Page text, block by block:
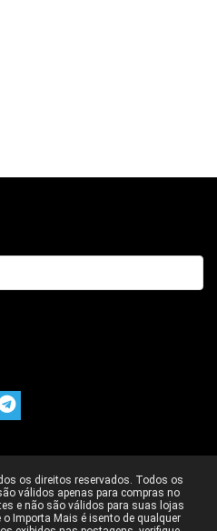
os direitos reservados. Todos os
válidos apenas para compras no
e não são válidos para suas lojas
Importa Mais é isento de qualquer